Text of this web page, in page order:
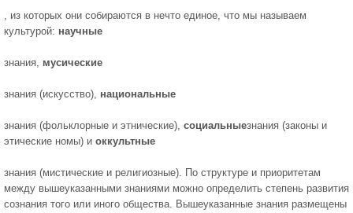
, из которых они собираются в нечто единое, что мы называем
культурой: научные
знания, мусические
знания (искусство), национальные
знания (фольклорные и этнические), социальныезнания (законы и
этические номы) и оккультные
знания (мистические и религиозные). По структуре и приоритетам
между вышеуказанными знаниями можно определить степень развития
сознания того или иного общества. Вышеуказанные знания размещены